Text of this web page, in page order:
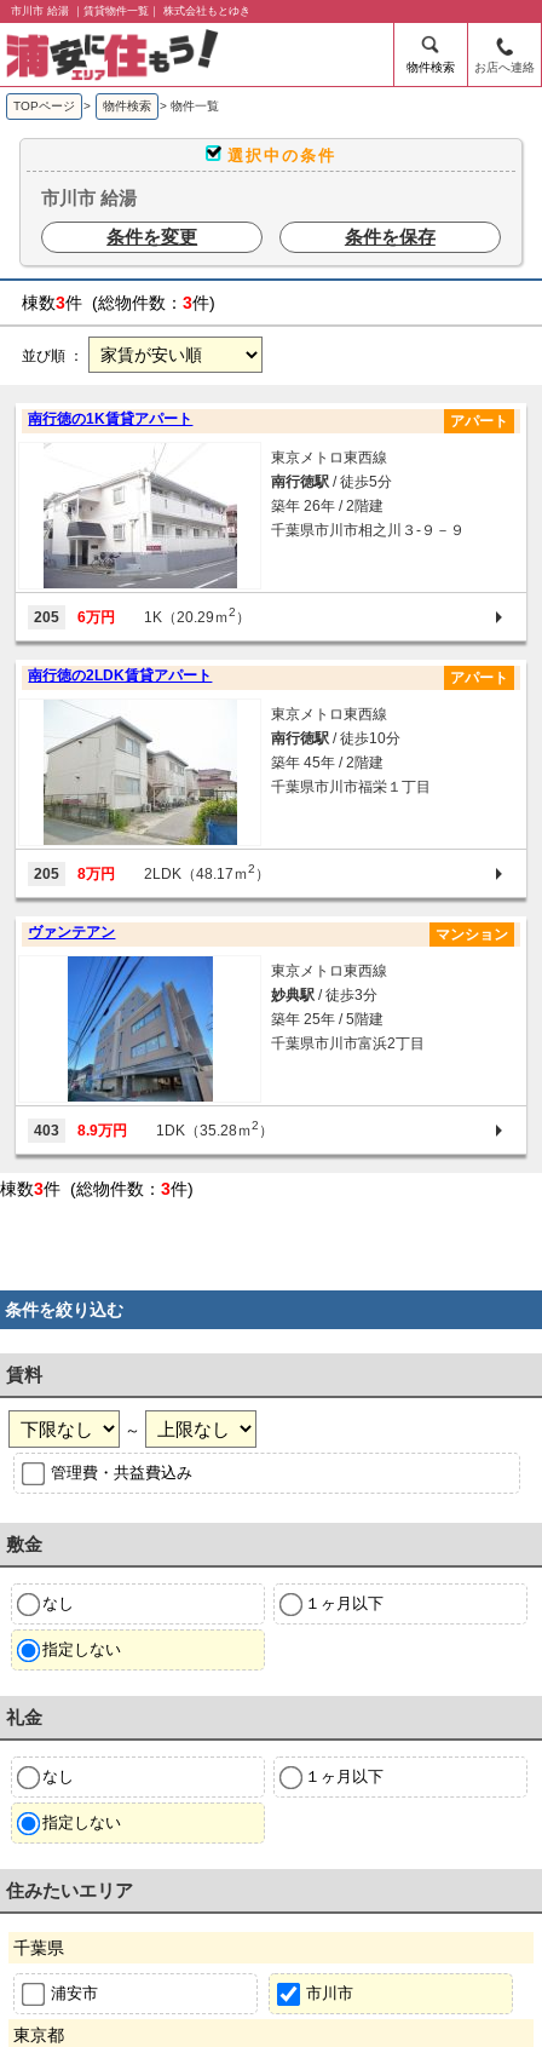
市川市 給湯 ｜賃貸物件一覧｜ 株式会社もとゆき
物件検索 お店へ連絡
TOPページ > 物件検索 > 物件一覧
選択中の条件
市川市 給湯
条件を変更
条件を保存
棟数3件 (総物件数： 3件)
並び順 ：
南行徳の1K賃貸アパート アパート
東京メトロ東西線
南行徳駅 / 徒歩5分
築年 26年 / 2階建
千葉県市川市相之川３-９－９
205 6万円 1K（20.29ｍ2 ）
南行徳の2LDK賃貸アパート アパート
東京メトロ東西線
南行徳駅 / 徒歩10分
築年 45年 / 2階建
千葉県市川市福栄１丁目
205 8万円 2LDK（48.17ｍ2 ）
ヴァンテアン マンション
東京メトロ東西線
妙典駅 / 徒歩3分
築年 25年 / 5階建
千葉県市川市富浜2丁目
403 8.9万円 1DK（35.28ｍ2 ）
棟数3件 (総物件数： 3件)
条件を絞り込む
賃料
～
管理費・共益費込み
敷金
なし １ヶ月以下
指定しない
礼金
なし １ヶ月以下
指定しない
住みたいエリア
千葉県
浦安市 市川市
東京都